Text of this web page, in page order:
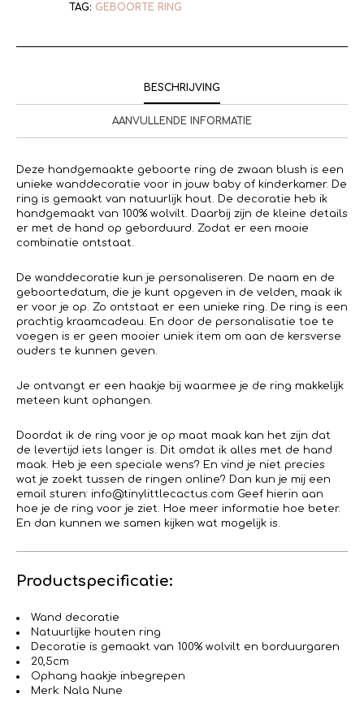
TAG: GEBOORTE RING
BESCHRIJVING
AANVULLENDE INFORMATIE
Deze handgemaakte geboorte ring de zwaan blush is een
unieke wanddecoratie voor in jouw baby of kinderkamer. De
ring is gemaakt van natuurlijk hout. De decoratie heb ik
handgemaakt van 100% wolvilt. Daarbij zijn de kleine details
er met de hand op geborduurd. Zodat er een mooie
combinatie ontstaat.
De wanddecoratie kun je personaliseren. De naam en de
geboortedatum, die je kunt opgeven in de velden, maak ik
er voor je op. Zo ontstaat er een unieke ring. De ring is een
prachtig kraamcadeau. En door de personalisatie toe te
voegen is er geen mooier uniek item om aan de kersverse
ouders te kunnen geven.
Je ontvangt er een haakje bij waarmee je de ring makkelijk
meteen kunt ophangen.
Doordat ik de ring voor je op maat maak kan het zijn dat
de levertijd iets langer is. Dit omdat ik alles met de hand
maak. Heb je een speciale wens? En vind je niet precies
wat je zoekt tussen de ringen online? Dan kun je mij een
email sturen: info@tinylittlecactus.com Geef hierin aan
hoe je de ring voor je ziet. Hoe meer informatie hoe beter.
En dan kunnen we samen kijken wat mogelijk is.
Productspecificatie:
Wand decoratie
Natuurlijke houten ring
Decoratie is gemaakt van 100% wolvilt en borduurgaren
20,5cm
Ophang haakje inbegrepen
Merk: Nala Nune